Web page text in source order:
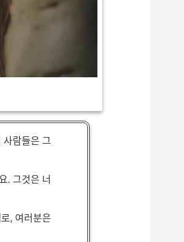
사람들은 그
. 그것은 너
, 여러분은